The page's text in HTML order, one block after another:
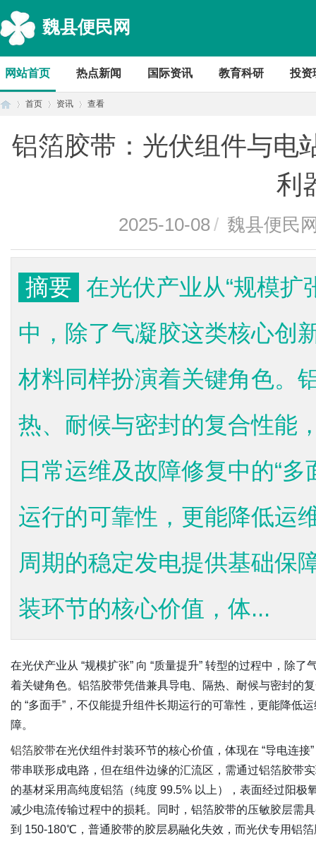
魏县便民网
网站首页 热点新闻 国际资讯 教育科研 投资
首页 资讯 查看
铝箔胶带：光伏组件与电
利
2025-10-08/ 魏县便民
摘要 在光伏产业从“规模扩
中，除了气凝胶这类核心创
材料同样扮演着关键角色。
热、耐候与密封的复合性能
日常运维及故障修复中的“
运行的可靠性，更能降低运
周期的稳定发电提供基础保
装环节的核心价值，体...
在光伏产业从 “规模扩张” 向 “质量提升” 转型的过程中，除
着关键角色。铝箔胶带凭借兼具导电、隔热、耐候与密封的
的 “多面手”，不仅能提升组件长期运行的可靠性，更能降低
障。
铝箔胶带在光伏组件封装环节的核心价值，体现在 “导电连接
带串联形成电路，但在组件边缘的汇流区，需通过铝箔胶带
的基材采用高纯度铝箔（纯度 99.5% 以上），表面经过阳
减少电流传输过程中的损耗。同时，铝箔胶带的压敏胶层
到 150-180℃，普通胶带的胶层易融化失效，而光伏专用铝